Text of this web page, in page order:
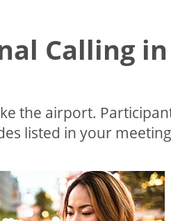
Calling in
the airport.
listed in your